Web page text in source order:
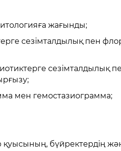
жағынды;
сезімталдылық пен
сезімталдылық
мен гемостазиограмма;
қуысының, бүйректердің